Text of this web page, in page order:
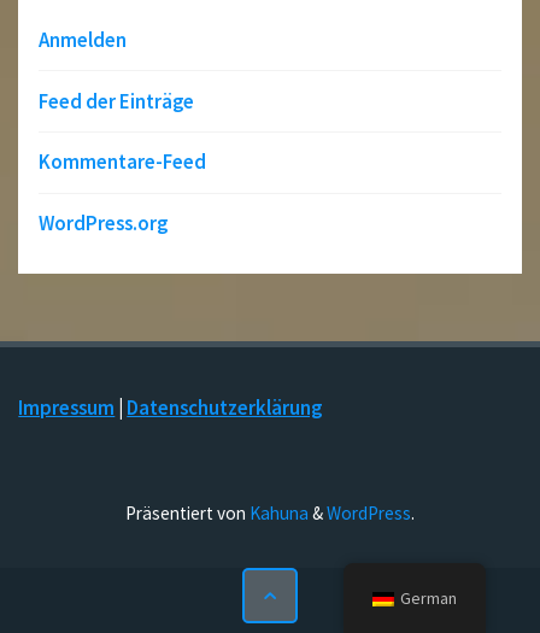
Anmelden
Feed der Einträge
Kommentare-Feed
WordPress.org
Impressum Datenschutzerklärung
Präsentiert von Kahuna &WordPress.
German